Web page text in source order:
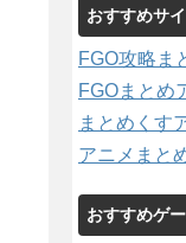
おすすめサ
FGO攻略ま
FGOまとめ
まとめくす
アニメまと
おすすめゲ